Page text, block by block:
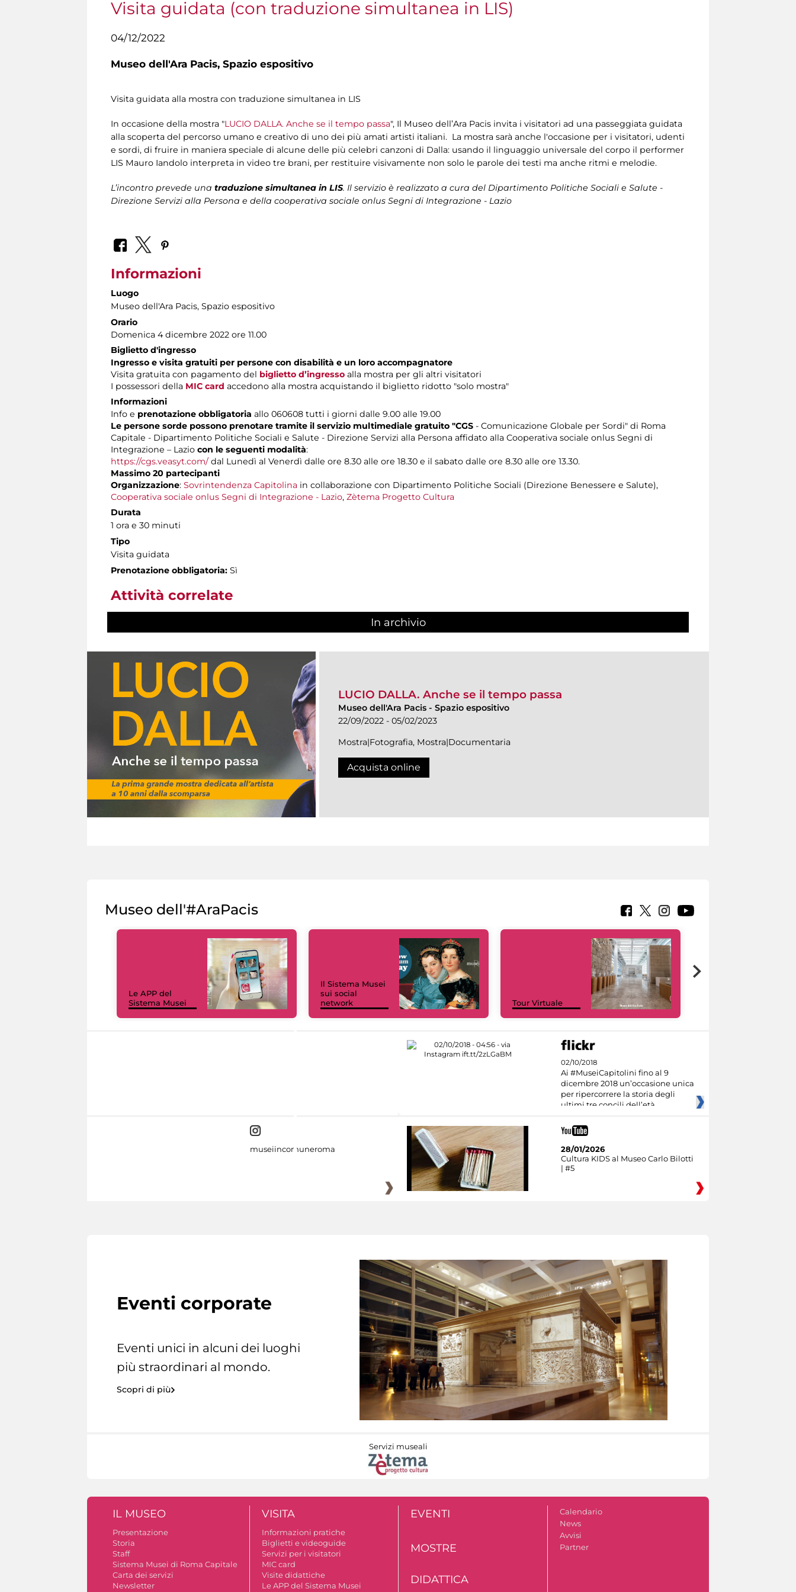
Visita guidata (con traduzione simultanea in LIS)
04/12/2022
Museo dell'Ara Pacis, Spazio espositivo
Visita guidata alla mostra con traduzione simultanea in LIS
In occasione della mostra "LUCIO DALLA. Anche se il tempo passa", Il Museo dell’Ara Pacis invita i visitatori ad una passeggiata guidata
alla scoperta del percorso umano e creativo di uno dei più amati artisti italiani. La mostra sarà anche l'occasione per i visitatori, udenti
e sordi, di fruire in maniera speciale di alcune delle più celebri canzoni di Dalla: usando il linguaggio universale del corpo il performer
LIS Mauro Iandolo interpreta in video tre brani, per restituire visivamente non solo le parole dei testi ma anche ritmi e melodie.
L’incontro prevede una traduzione simultanea in LIS. Il servizio è realizzato a cura del Dipartimento Politiche Sociali e Salute -
Direzione Servizi alla Persona e della cooperativa sociale onlus Segni di Integrazione - Lazio
Informazioni
Luogo
Museo dell'Ara Pacis, Spazio espositivo
Orario
Domenica 4 dicembre 2022 ore 11.00
Biglietto d'ingresso
Ingresso e visita gratuiti per persone con disabilità e un loro accompagnatore
Visita gratuita con pagamento del biglietto d’ingresso alla mostra per gli altri visitatori
I possessori della MIC card accedono alla mostra acquistando il biglietto ridotto "solo mostra"
Informazioni
Info e prenotazione obbligatoria allo 060608 tutti i giorni dalle 9.00 alle 19.00
Le persone sorde possono prenotare tramite il servizio multimediale gratuito "CGS - Comunicazione Globale per Sordi" di Roma
Capitale - Dipartimento Politiche Sociali e Salute - Direzione Servizi alla Persona affidato alla Cooperativa sociale onlus Segni di
Integrazione – Lazio con le seguenti modalità:
https://cgs.veasyt.com/dal Lunedì al Venerdì dalle ore 8.30 alle ore 18.30 e il sabato dalle ore 8.30 alle ore 13.30.
Massimo 20 partecipanti
Organizzazione: Sovrintendenza Capitolina in collaborazione con Dipartimento Politiche Sociali (Direzione Benessere e Salute),
Cooperativa sociale onlus Segni di Integrazione - Lazio, Zètema Progetto Cultura
Durata
1 ora e 30 minuti
Tipo
Visita guidata
Prenotazione obbligatoria: Sì
Attività correlate
In archivio
LUCIO DALLA. Anche se il tempo passa
Museo dell'Ara Pacis - Spazio espositivo
22/09/2022 - 05/02/2023
Mostra|Fotografia, Mostra|Documentaria
Acquista online
Museo dell'#AraPacis
Le APP del
Sistema Musei
Il Sistema Musei
sui social
network
Tour Virtuale
02/10/2018
Ai #MuseiCapitolini fino al 9
dicembre 2018 un’occasione unica
per ripercorrere la storia degli
ultimi tre concili dell’età
museiincomuneroma
28/01/2026
Cultura KIDS al Museo Carlo Bilotti
| #5
Eventi corporate
Eventi unici in alcuni dei luoghi
più straordinari al mondo.
Scopri di più
Servizi museali
IL MUSEO
Presentazione
Storia
Staff
Sistema Musei di Roma Capitale
Carta dei servizi
Newsletter
VISITA
Informazioni pratiche
Biglietti e videoguide
Servizi per i visitatori
MIC card
Visite didattiche
Le APP del Sistema Musei
EVENTI
MOSTRE
DIDATTICA
Calendario
News
Avvisi
Partner